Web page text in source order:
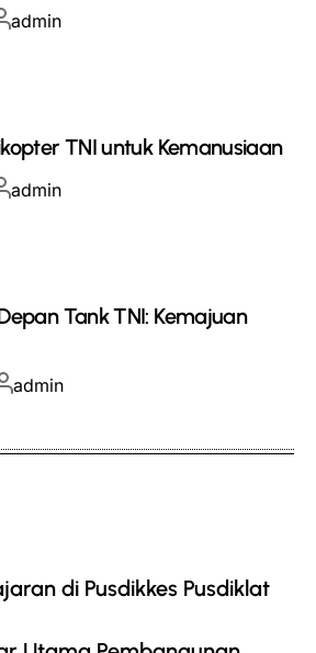
admin
TNI untuk Kemanusiaan
admin
Tank TNI: Kemajuan
admin
di Pusdikkes Pusdiklat